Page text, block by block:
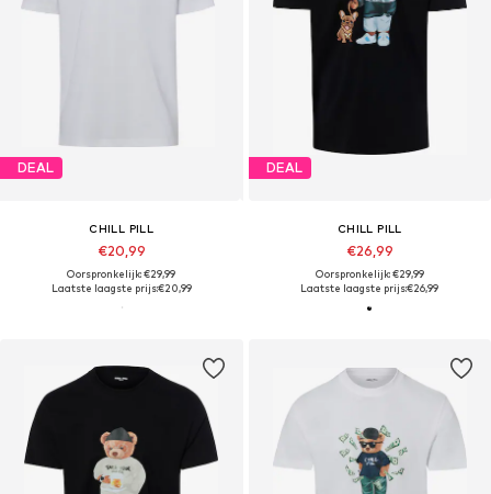
DEAL
CHILL PILL
€20,99
Oorspronkelijk: €29,99
Laatste laagste prijs:€20,99
DEAL
CHILL PILL
€26,99
Oorspronkelijk: €29,99
Laatste laagste prijs:€26,99